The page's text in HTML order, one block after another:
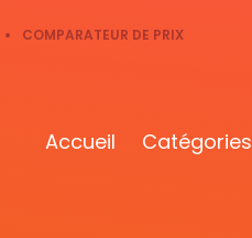
COMPARATEUR DE PRIX
Accueil Catégories